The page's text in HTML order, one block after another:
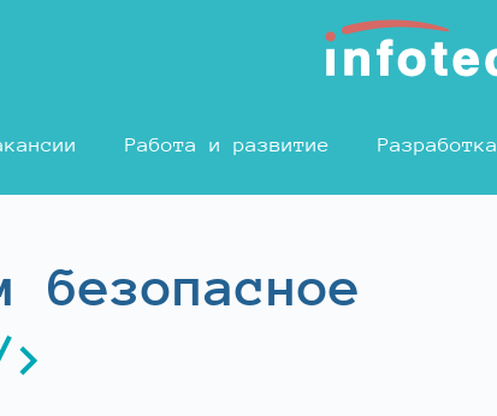
Работа и развитие Разработка
безопасное